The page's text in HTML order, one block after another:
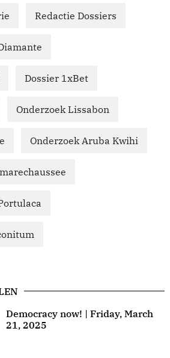
Redactie Dossiers
Dossier 1xBet
Onderzoek Lissabon
Onderzoek Aruba Kwihi
Democracy now! | Friday, March
21, 2025